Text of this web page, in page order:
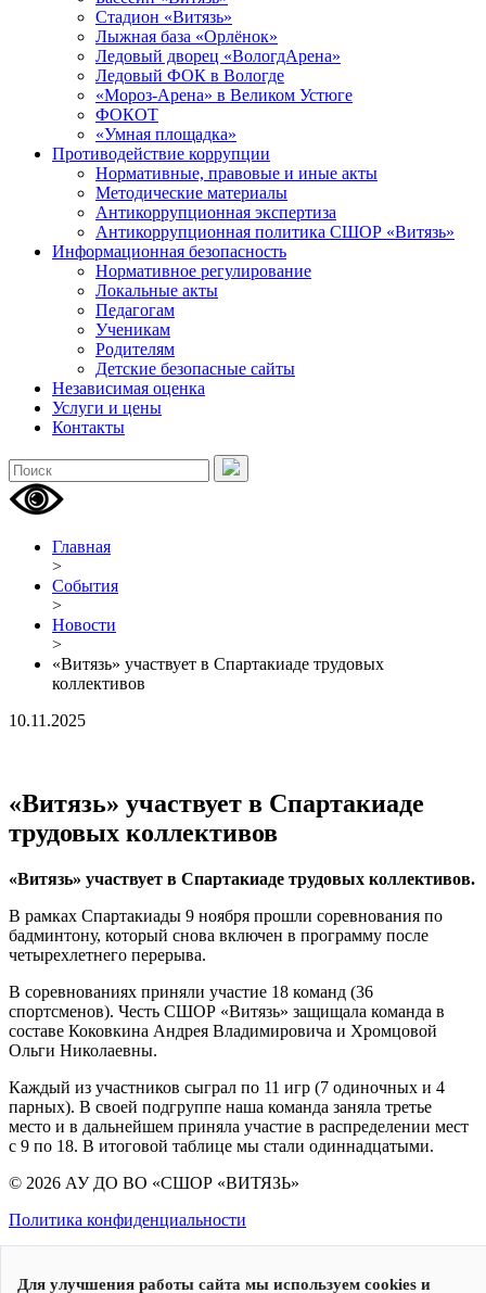
Стадион «Витязь»
Лыжная база «Орлёнок»
Ледовый дворец «ВологдАрена»
Ледовый ФОК в Вологде
«Мороз-Арена» в Великом Устюге
ФОКОТ
«Умная площадка»
Противодействие коррупции
Нормативные, правовые и иные акты
Методические материалы
Антикоррупционная экспертиза
Антикоррупционная политика СШОР «Витязь»
Информационная безопасность
Нормативное регулирование
Локальные акты
Педагогам
Ученикам
Родителям
Детские безопасные сайты
Независимая оценка
Услуги и цены
Контакты
Главная
>
События
>
Новости
>
«Витязь» участвует в Спартакиаде трудовых
коллективов
10.11.2025
«Витязь» участвует в Спартакиаде
трудовых коллективов
«Витязь» участвует в Спартакиаде трудовых коллективов.
В рамках Спартакиады 9 ноября прошли соревнования по
бадминтону, который снова включен в программу после
четырехлетнего перерыва.
В соревнованиях приняли участие 18 команд (36
спортсменов). Честь СШОР «Витязь» защищала команда в
составе Коковкина Андрея Владимировича и Хромцовой
Ольги Николаевны.
Каждый из участников сыграл по 11 игр (7 одиночных и 4
парных). В своей подгруппе наша команда заняла третье
место и в дальнейшем приняла участие в распределении мест
с 9 по 18. В итоговой таблице мы стали одиннадцатыми.
© 2026 АУ ДО ВО «СШОР «ВИТЯЗЬ»
Политика конфиденциальности
Для улучшения работы сайта мы используем cookies и